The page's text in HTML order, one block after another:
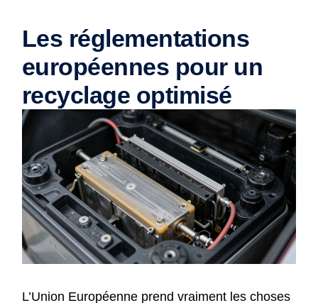
Les réglementations
européennes pour un
recyclage optimisé
L’Union Européenne prend vraiment les choses